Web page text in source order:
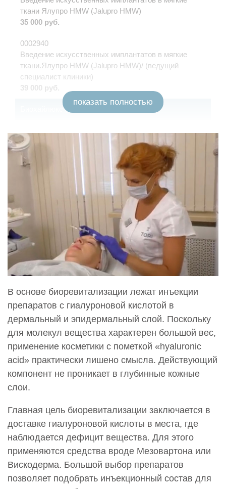
показать полностью
ткани Ялупро HMW (Jalupro HMW)
35 000 руб.
0002940
Введение искусственных имплантатов в мягкие
ткани.Ялупро HMW (Jalupro HMW)/ (ведущий
специалист клиники)
39 000 руб.
Биохайлюкс ( Biohyalux)
Накожное применение лекарственных препаратов
Биохайлюкс ( Biohyalux) 09
18 000 руб.
Накожное применение лекарственных препаратов
Биохайлюкс ( Biohyalux) 18
22 000 руб.
0002467
Накожное применение лекарственных препаратов
Биохайлюкс ( Biohyalux) 25
22 000 руб.
0002815
Введение искусственных имплантатов в мягкие
ткани Биохайлюкс ( Biohyalux) Mevita С
0002833
Введение искусственных имплантатов в мягкие
ткани Биохайлюкс ( Biohyalux) Mevita С
0002864
Накожное применение лекарственных препаратов
Биохайлюкс РЕДЖУВЕН ( Biohyalux Rejuven)
25 500 руб.
0002923
Накожное применение лекарственных препаратов
В основе биоревитализации лежат инъекции
препаратов с гиалуроновой кислотой в
дермальный и эпидермальный слой. Поскольку
для молекул вещества характерен большой вес,
применение косметики с пометкой «hyaluronic
acid» практически лишено смысла. Действующий
компонент не проникает в глубинные кожные
слои.
Главная цель биоревитализации заключается в
доставке гиалуроновой кислоты в места, где
наблюдается дефицит вещества. Для этого
применяются средства вроде Мезовартона или
Вискодерма. Большой выбор препаратов
позволяет подобрать инъекционный состав для